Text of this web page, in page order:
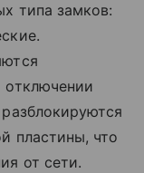
типа замков:
отключении
пластины, что
от сети.